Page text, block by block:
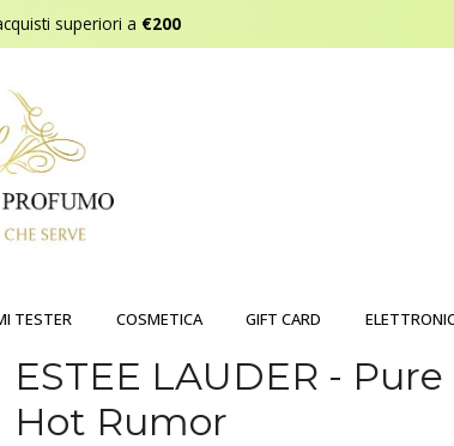
superiori a €200
TESTER COSMETICA GIFT CARD
ESTEE LAUDER -
Hot Rumor